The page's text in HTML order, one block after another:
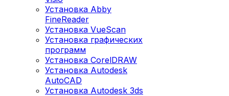
Установка Abby
FineReader
Установка VueScan
Установка графических
программ
Установка CorelDRAW
Установка Autodesk
AutoCAD
Установка Autodesk 3ds